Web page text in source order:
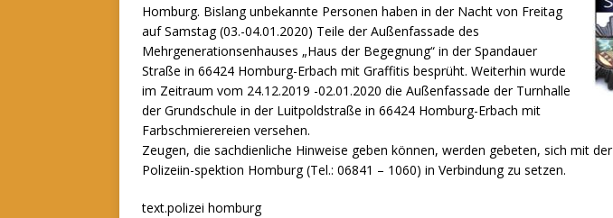
Homburg. Bislang unbekannte Personen haben in der Nacht von Freitag
auf Samstag (03.-04.01.2020) Teile der Außenfassade des
Mehrgenerationsenhauses „Haus der Begegnung“ in der Spandauer
Straße in 66424 Homburg-Erbach mit Graffitis besprüht. Weiterhin wurde
im Zeitraum vom 24.12.2019 -02.01.2020 die Außenfassade der Turnhalle
der Grundschule in der Luitpoldstraße in 66424 Homburg-Erbach mit
Farbschmierereien versehen.
Zeugen, die sachdienliche Hinweise geben können, werden gebeten, sich mit der
Polizeiin-spektion Homburg (Tel.: 06841 – 1060) in Verbindung zu setzen.
text.polizei homburg